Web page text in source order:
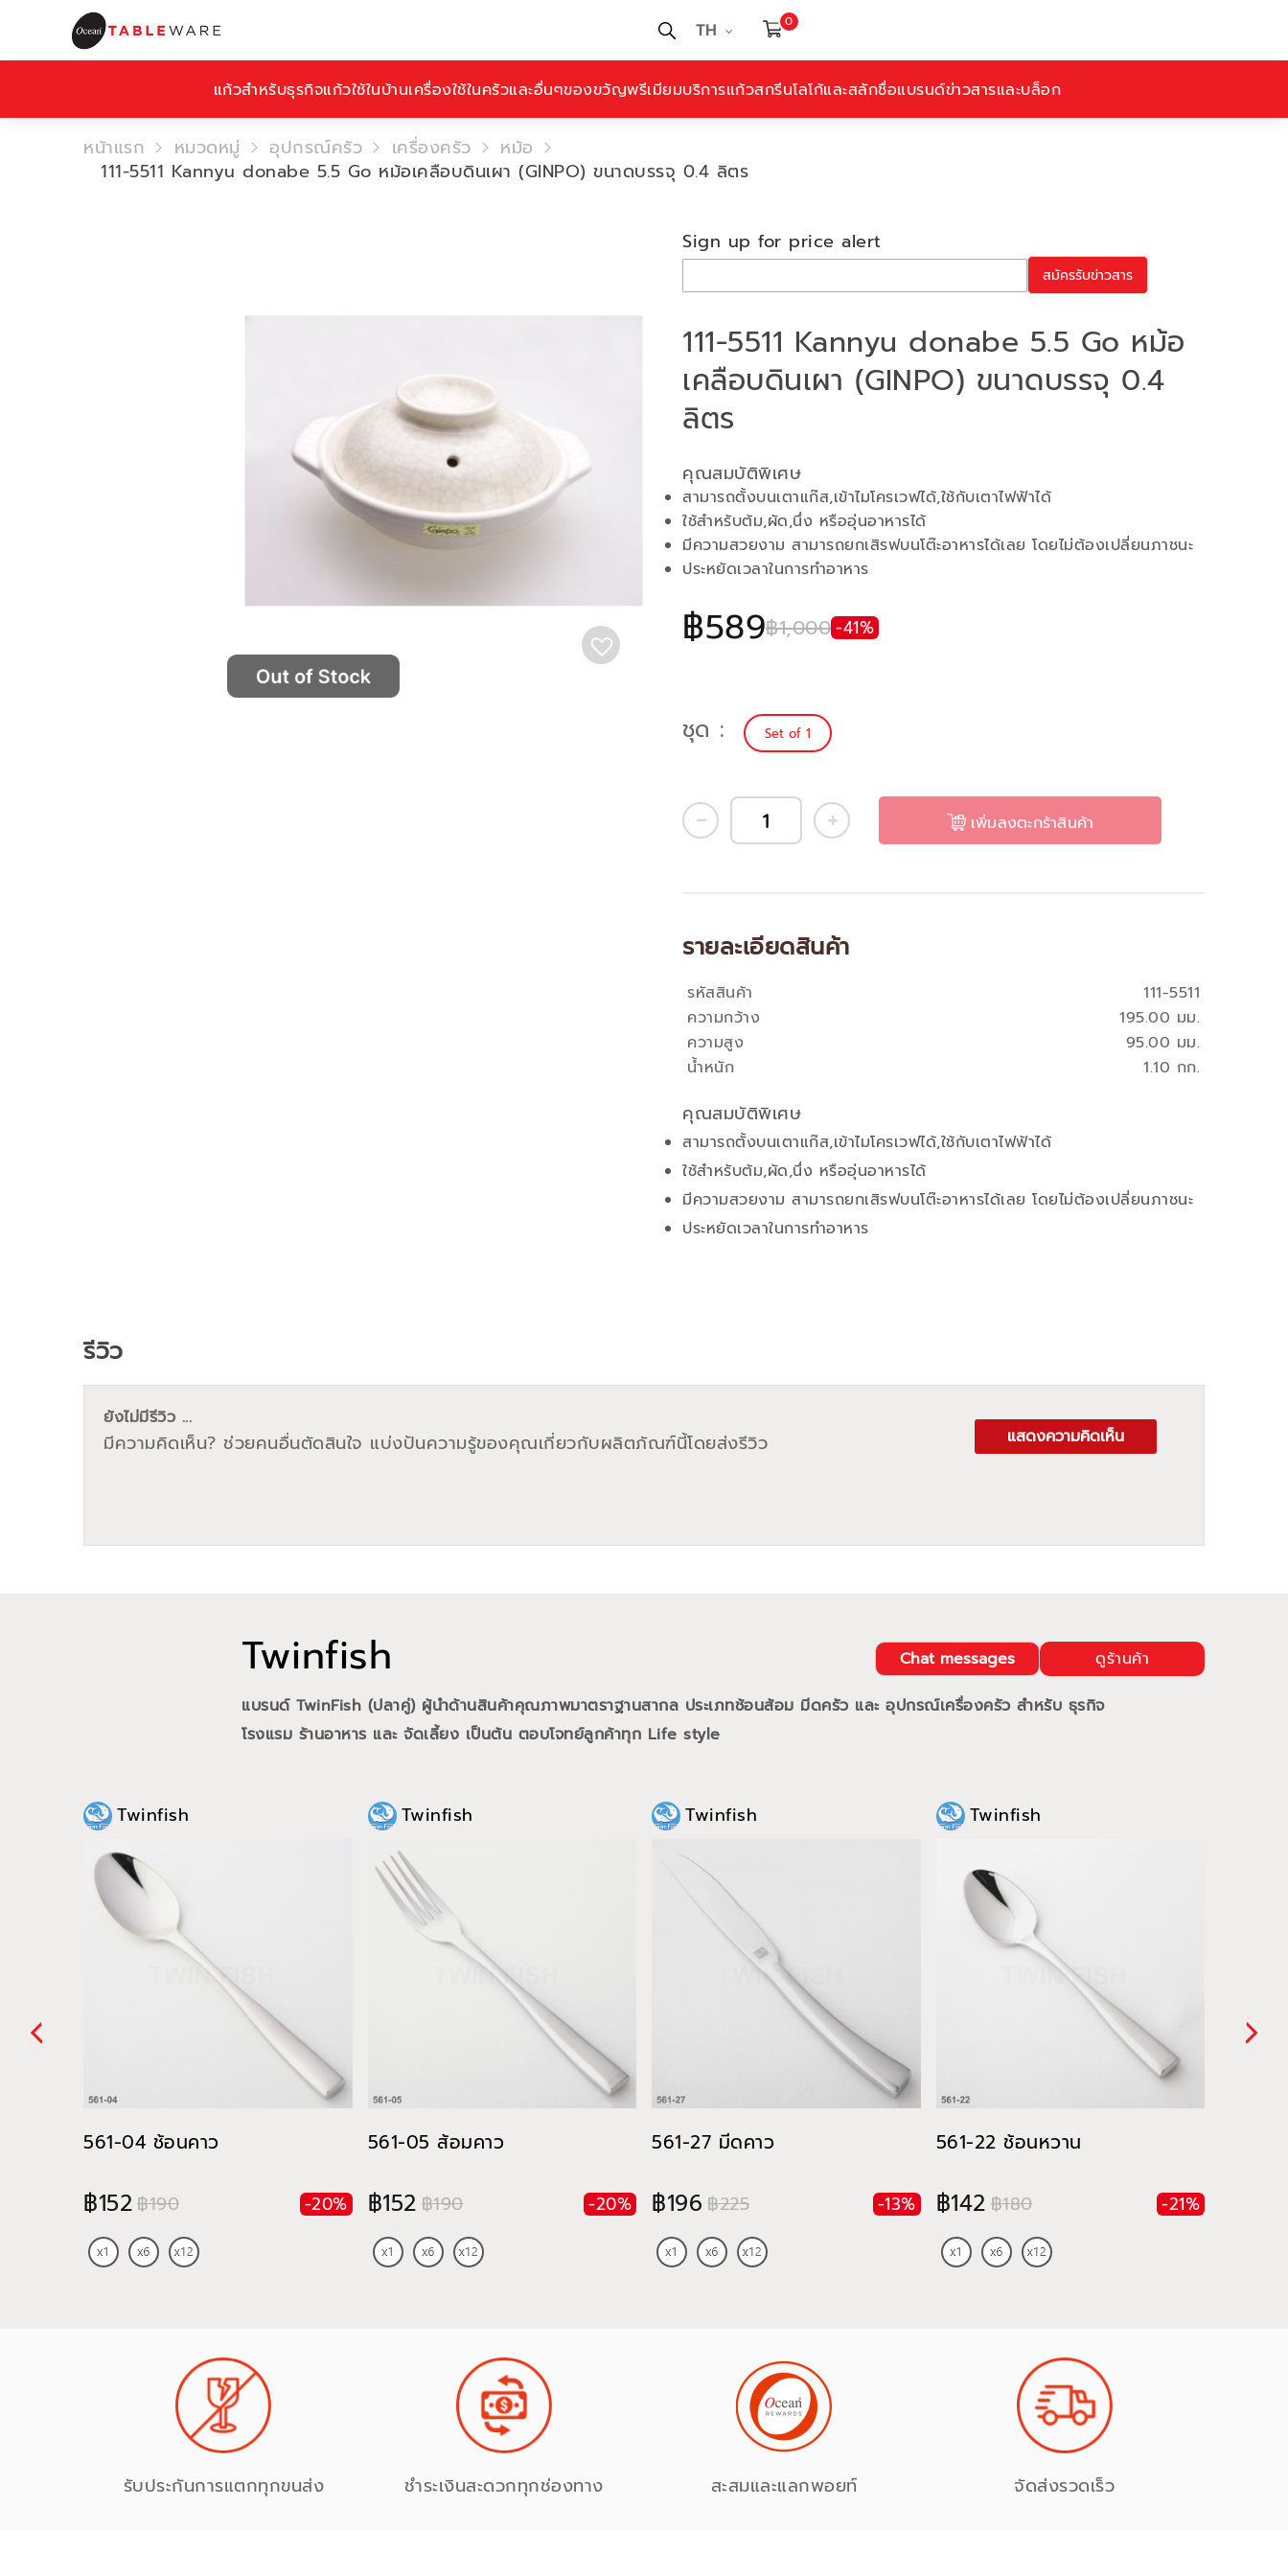
TH 0
แก้วสำหรับธุรกิจแก้วใช้ในบ้านเครื่องใช้ในครัวและอื่นๆของขวัญพรีเมียมบริการแก้วสกรีนโลโก้และสลักชื่อแบรนด์ข่าวสารและบล็อก
หน้าแรก หมวดหมู่ อุปกรณ์ครัว เครื่องครัว
หม้อ
111-5511 Kannyu donabe 5.5 Go หม้อเคลือบดินเผา (GINPO) ขนาดบรรจุ 0.4 ลิตร
111-5511 Kannyu donabe 5.5 Go หม้อ
เคลือบดินเผา (GINPO) ขนาดบรรจุ 0.4
ลิตร
฿589฿1,000-41%
คุณสมบัติพิเศษ
สามารถตั้งบนเตาแก๊ส,เข้าไมโครเวฟได้,ใช้กับเตาไฟฟ้าได้
ใช้สำหรับต้ม,ผัด,นึ่ง หรืออุ่นอาหารได้
มีความสวยงาม สามารถยกเสิรฟบนโต๊ะอาหารได้เลย โดยไม่ต้องเปลี่ยนภาชนะ
ประหยัดเวลาในการทำอาหาร
Sign up for price alert
สมัครรับข่าวสาร
ชุด Set of 1
เพิ่มลงตะกร้าสินค้า
คุณสมบัติพิเศษ
สามารถตั้งบนเตาแก๊ส,เข้าไมโครเวฟได้,ใช้กับเตาไฟฟ้าได้
ใช้สำหรับต้ม,ผัด,นึ่ง หรืออุ่นอาหารได้
มีความสวยงาม สามารถยกเสิรฟบนโต๊ะอาหารได้เลย โดยไม่ต้องเปลี่ยนภาชนะ
ประหยัดเวลาในการทำอาหาร
รายละเอียดสินค้า
คุณสมบัติ
ความสูง 95.00 มม.
รหัสสินค้า 111-5511
น้ำหนัก 1.10 กก.
ความกว้าง 195.00 มม.
Twinfish ดูร้านค้า
Chat messages
แบรนด์ TwinFish (ปลาคู่) ผู้นำด้านสินค้าคุณภาพมาตราฐานสากล ประเภทช้อนส้อม มีดครัว และ อุปกรณ์เครื่องครัว สำหรับ ธุรกิจ
โรงแรม ร้านอาหาร และ จัดเลี้ยง เป็นต้น ตอบโจทย์ลูกค้าทุก Life style
Twinfish
561-04 ช้อนคาว
฿152฿190 -20%
Twinfish
561-05 ส้อมคาว
฿152฿190 -20%
Twinfish
561-27 มีดคาว
฿196 ฿225 -13%
Twinfish
561-22 ช้อนหวาน
฿142฿180 -21%
รีวิว
ยังไม่มีรีวิว ...
มีความคิดเห็น? ช่วยคนอื่นตัดสินใจ แบ่งปันความรู้ของคุณเกี่ยวกับผลิตภัณฑ์นี้โดยส่งรีวิว แสดงความคิดเห็น
รับประกันการแตกทุกขนส่ง ชำระเงินสะดวกทุกช่องทาง สะสมและแลกพอยท์ จัดส่งรวดเร็ว